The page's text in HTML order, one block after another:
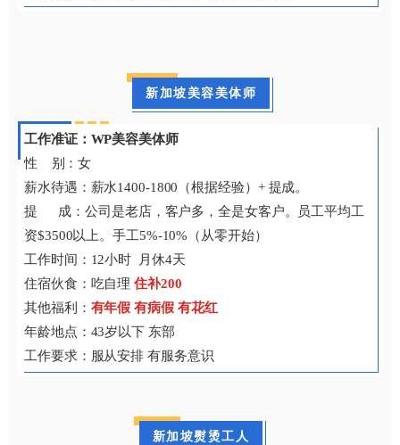
新加坡美容美体师
工作准证：WP美容美体师
性 别：女
薪水待遇：薪水1400-1800（根据经验）+ 提成。
提 成：公司是老店，客户多，全是女客户。员工平均工
资$3500以上。手工5%-10%（从零开始）
工作时间：12小时 月休4天
住宿伙食：吃自理住补200
其他福利： 有年假 有病假 有花红
年龄地点：43岁以下 东部
工作要求：服从安排 有服务意识
新加坡熨烫工人